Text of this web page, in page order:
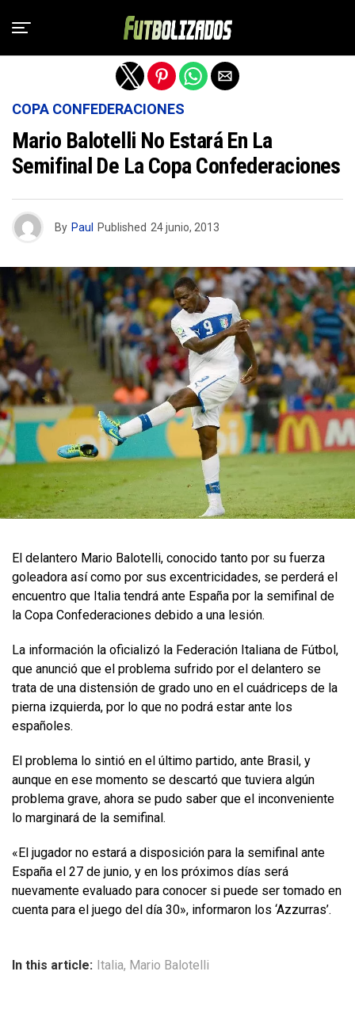
COPA CONFEDERACIONES
Mario Balotelli No Estará En La
Semifinal De La Copa Confederaciones
By Paul Published 24 junio, 2013
El delantero Mario Balotelli, conocido tanto por su fuerza
goleadora así como por sus excentricidades, se perderá el
encuentro que Italia tendrá ante España por la semifinal de
la Copa Confederaciones debido a una lesión.
La información la oficializó la Federación Italiana de Fútbol,
que anunció que el problema sufrido por el delantero se
trata de una distensión de grado uno en el cuádriceps de la
pierna izquierda, por lo que no podrá estar ante los
españoles.
El problema lo sintió en el último partido, ante Brasil, y
aunque en ese momento se descartó que tuviera algún
problema grave, ahora se pudo saber que el inconveniente
lo marginará de la semifinal.
«El jugador no estará a disposición para la semifinal ante
España el 27 de junio, y en los próximos días será
nuevamente evaluado para conocer si puede ser tomado en
cuenta para el juego del día 30», informaron los ‘Azzurras’.
In this article: Italia, Mario Balotelli
Salir de la versión móvil